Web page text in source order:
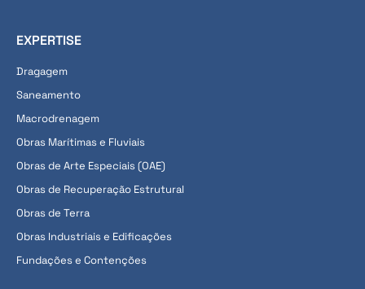
EXPERTISE
Dragagem
Saneamento
Macrodrenagem
Obras Marítimas e Fluviais
Obras de Arte Especiais (OAE)
Obras de Recuperação Estrutural
Obras de Terra
Obras Industriais e Edificações
Fundações e Contenções